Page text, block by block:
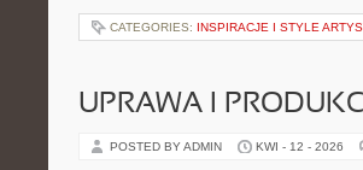
CATEGORIES: INSPIRACJE I STYLE
UPRAWA I
POSTED BY ADMIN KWI - 12 - 2026